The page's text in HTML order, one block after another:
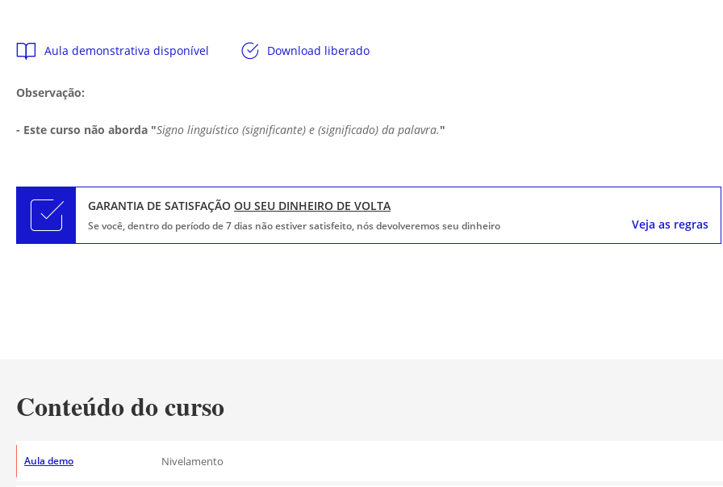
Aula demonstrativa disponível Download liberado
Observação:
- Este curso não aborda "Signo linguístico (significante) e (significado) da palavra."
GARANTIA DE SATISFAÇÃOOU SEU DINHEIRO DE VOLTA
Se você, dentro do período de 7 dias não estiver satisfeito, nós devolveremos seu dinheiro Veja as regras
Conteúdo do curso
Aula demo Nivelamento